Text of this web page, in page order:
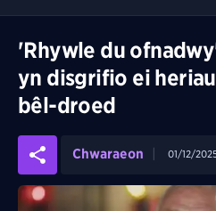
'Rhywle du
yn disgrifio ei
bêl-droed
Chwaraeon 01/12/